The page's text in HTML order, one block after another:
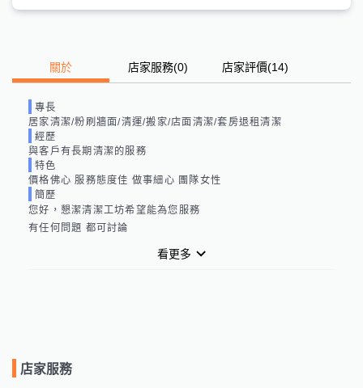
關於 店家服務(0) 店家評價(14)
專長
居家清潔/粉刷牆面/清運/搬家/店面清潔/套房退租清潔
經歷
與客戶有長期清潔的服務
特色
價格佛心 服務態度佳 做事細心 團隊女性
簡歷
您好，懇潔清潔工坊希望能為您服務
有任何問題 都可討論
看更多
店家服務